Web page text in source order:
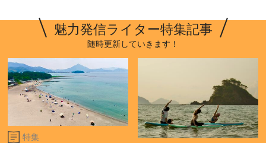
魅力発信ライター特集記事
随時更新していきます！
特集